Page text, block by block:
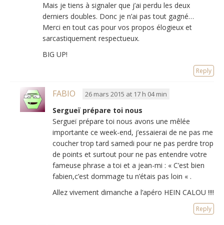
Mais je tiens à signaler que j’ai perdu les deux
derniers doubles. Donc je n’ai pas tout gagné…
Merci en tout cas pour vos propos élogieux et
sarcastiquement respectueux.
BIG UP!
Reply
FABIO 26 mars 2015 at 17 h 04 min
Sergueï prépare toi nous
Sergueï prépare toi nous avons une mêlée
importante ce week-end, j’essaierai de ne pas me
coucher trop tard samedi pour ne pas perdre trop
de points et surtout pour ne pas entendre votre
fameuse phrase a toi et a jean-mi : « C’est bien
fabien,c’est dommage tu n’étais pas loin « .
Allez vivement dimanche a l’apéro HEIN CALOU !!!!
Reply